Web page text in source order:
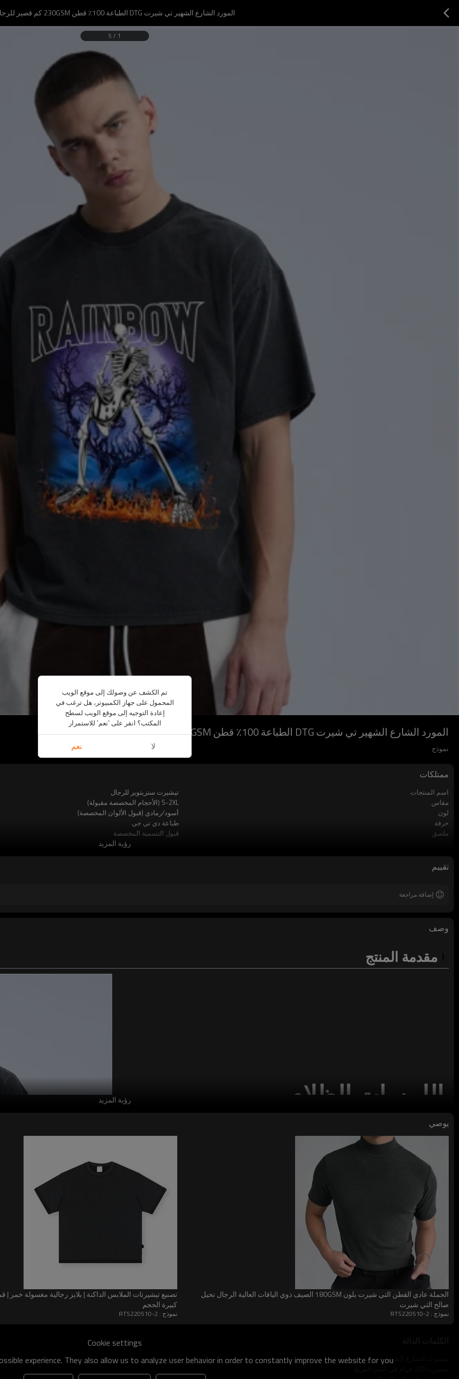
المورد الشارع الشهير تي شيرت DTG الطباعة 100٪ قطن 230GSM كم قصير للرجال
1
/
5
المورد الشارع الشهير تي شيرت DTG الطباعة 100٪ قطن 230GSM كم قصير للرجال
نموذج RTS220510-2
ممتلكات
اسم المنتجات
تيشيرت ستريتوير للرجال
مقاس
S-2XL (الأحجام المخصصة مقبولة)
لون
أسود/رمادي (قبول الألوان المخصصة)
حرفة
طباعة دي تي جي
ملصق
قبول التسمية المخصصة
كم
رؤية المزيد
تقييم
إضافة مراجعة
وصف
مقدمة المنتج
اللمسات الظلام
مقاس لون
أسود/رمادي حمض مغسول
رؤية المزيد
يوصي
الجملة عادي القطن التي شيرت بلون 180GSM الصيف ذوي الياقات العالية الرجال نحيل
صالح التي شيرت
نموذج : RTS220510-2
تصنيع تيشيرتات الملابس الداكنة | بلايز رجالية مغسولة
كبيرة الحجم
نموذج : RTS220510-2
الكلمات الدالة
تيشيرت الشارع الشهير
Cookie settings
experience. They also allow us to analyze user behavior in order to constantly improve the website for you.
تم الكشف عن وصولك إلى موقع الويب
المحمول على جهاز الكمبيوتر، هل ترغب في
إعادة التوجيه إلى موقع الويب لسطح
المكتب؟ انقر على 'نعم' للاستمرار
لا نعم